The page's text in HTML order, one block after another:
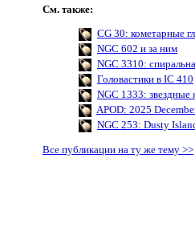
См. также:
CG 30: кометарные
NGC 602 и за ним
NGC 3310:
Головастики в IC 410
NGC 1333: звездные
APOD: 2025
NGC 253: Dusty
Все публикации на ту же тему >>